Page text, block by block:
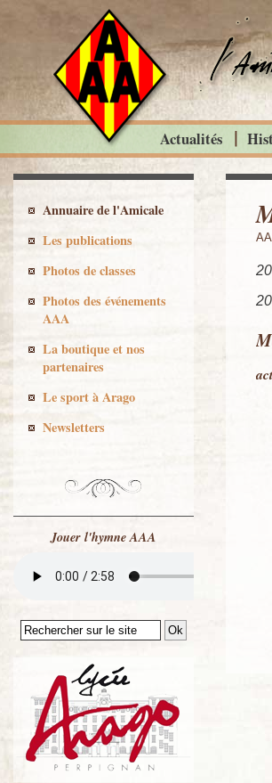
Actualités
Annuaire de l'Amicale
Les publications
Photos de classes
Photos des événements
AAA
La boutique et nos
partenaires
Le sport à Arago
Newsletters
Jouer l'hymne AAA